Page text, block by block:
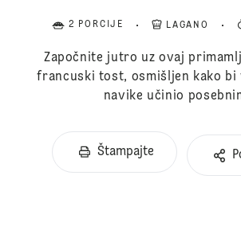
2 PORCIJE LAGANO
Započnite jutro uz ovaj
francuski tost, osmišljen kako bi
navike učinio
Štampajte